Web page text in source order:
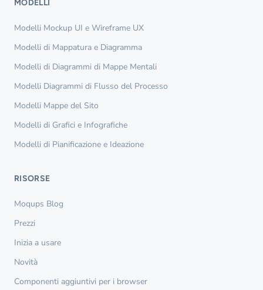
MODELLI
Modelli Mockup UI e Wireframe UX
Modelli di Mappatura e Diagramma
Modelli di Diagrammi di Mappe Mentali
Modelli Diagrammi di Flusso del Processo
Modelli Mappe del Sito
Modelli di Grafici e Infografiche
Modelli di Pianificazione e Ideazione
RISORSE
Moqups Blog
Prezzi
Inizia a usare
Novità
Componenti aggiuntivi per i browser